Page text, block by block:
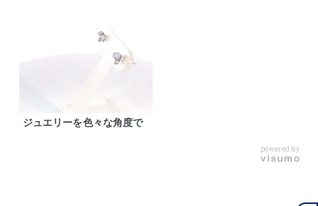
ジュエリーを色々な角度で
powered by